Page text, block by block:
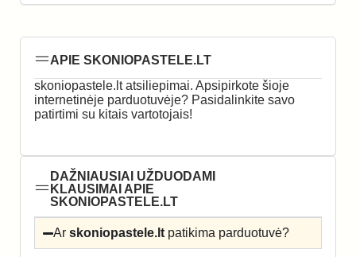
APIE SKONIOPASTELE.LT
skoniopastele.lt atsiliepimai. Apsipirkote šioje
internetinėje parduotuvėje? Pasidalinkite savo
patirtimi su kitais vartotojais!
DAŽNIAUSIAI UŽDUODAMI
KLAUSIMAI APIE
SKONIOPASTELE.LT
Arskoniopastele.lt patikima parduotuvė?